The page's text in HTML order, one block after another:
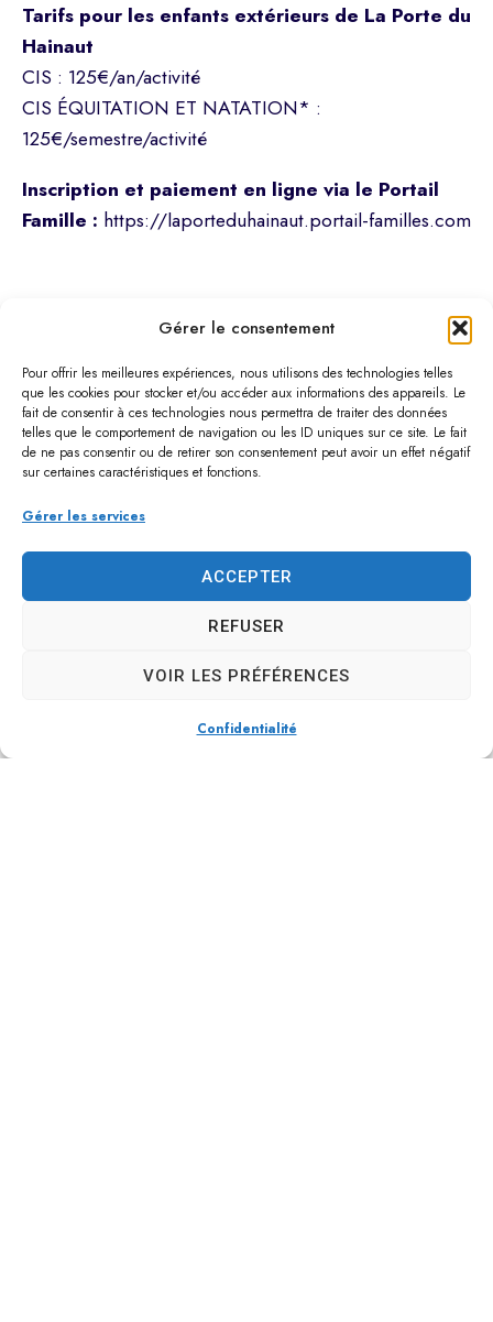
Gérer le consentement
Pour offrir les meilleures expériences, nous utilisons des technologies telles
que les cookies pour stocker et/ou accéder aux informations des appareils. Le
fait de consentir à ces technologies nous permettra de traiter des données
telles que le comportement de navigation ou les ID uniques sur ce site. Le fait
de ne pas consentir ou de retirer son consentement peut avoir un effet négatif
sur certaines caractéristiques et fonctions.
Gérer les services
ACCEPTER
REFUSER
VOIR LES PRÉFÉRENCES
Confidentialité
Tarifs pour les enfants extérieurs de La Porte du
Hainaut
CIS : 125€/an/activité
CIS ÉQUITATION ET NATATION* :
125€/semestre/activité
Inscription et paiement en ligne via le Portail
Famille : https://laporteduhainaut.portail-familles.com
Retrouvez la plaquette du CIS ici.